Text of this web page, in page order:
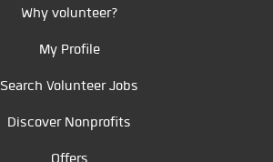
Why volunteer?
My Profile
Search Volunteer Jobs
Discover Nonprofits
Offers